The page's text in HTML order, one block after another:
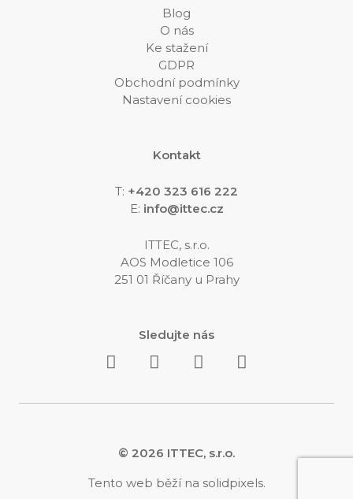
Blog
O nás
Ke stažení
GDPR
Obchodní podmínky
Nastavení cookies
Kontakt
T: +420 323 616 222
E: info@ittec.cz
ITTEC, s.r.o.
AOS Modletice 106
251 01 Říčany u Prahy
Sledujte nás
© 2026 ITTEC, s.r.o.
Tento web běží na solidpixels.